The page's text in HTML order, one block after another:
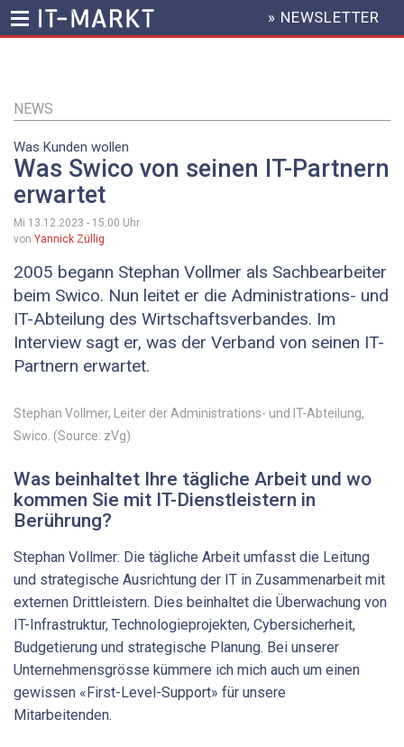
Inhalt
HEADER
MENU
» NEWSLETTER
NEWS
Was Kunden wollen
Was Swico von seinen IT-Partnern
erwartet
Mi 13.12.2023 - 15:00 Uhr
von Yannick Züllig
2005 begann Stephan Vollmer als Sachbearbeiter
beim Swico. Nun leitet er die Administrations- und
IT-Abteilung des ­Wirtschaftsverbandes. Im
Interview sagt er, was der Verband von seinen IT-
Partnern erwartet.
Stephan Vollmer, Leiter der ­Administrations- und IT-Abteilung,
Swico. (Source: zVg)
Was beinhaltet Ihre tägliche Arbeit und wo
kommen Sie mit IT-Dienstleistern in
Berührung?
Stephan Vollmer: Die tägliche Arbeit umfasst die Leitung
und strategische Ausrichtung der IT in Zusammenarbeit mit
externen Drittleistern. Dies beinhaltet die Überwachung von
IT-Infrastruktur, Technologieprojekten, Cybersicherheit,
Budgetierung und strategische Planung. Bei unserer
Unternehmensgrösse kümmere ich mich auch um einen
gewissen «First-Level-Support» für unsere
Mitarbeitenden.